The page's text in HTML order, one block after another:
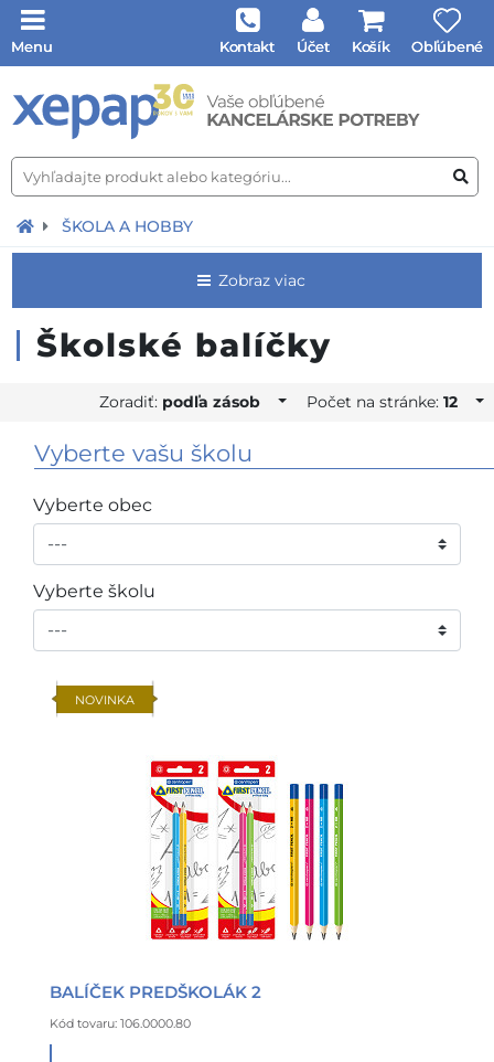
Menu Kontakt Účet Košík Obľúbené
ŠKOLA A HOBBY
Zobraz viac
Školské balíčky
Zoradiť: podľa zásob Počet na stránke:12
Vyberte vašu školu
Vyberte obec
Vyberte školu
NOVINKA
BALÍČEK PREDŠKOLÁK 2
Kód tovaru: 106.0000.80